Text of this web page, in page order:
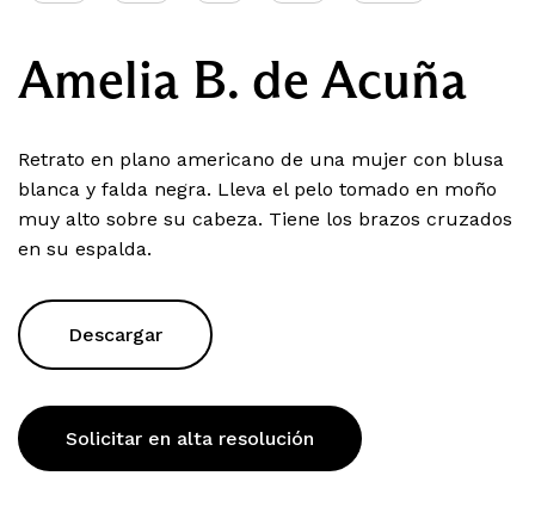
Amelia B. de Acuña
Retrato en plano americano de una mujer con blusa
blanca y falda negra. Lleva el pelo tomado en moño
muy alto sobre su cabeza. Tiene los brazos cruzados
en su espalda.
Descargar
Solicitar en alta resolución